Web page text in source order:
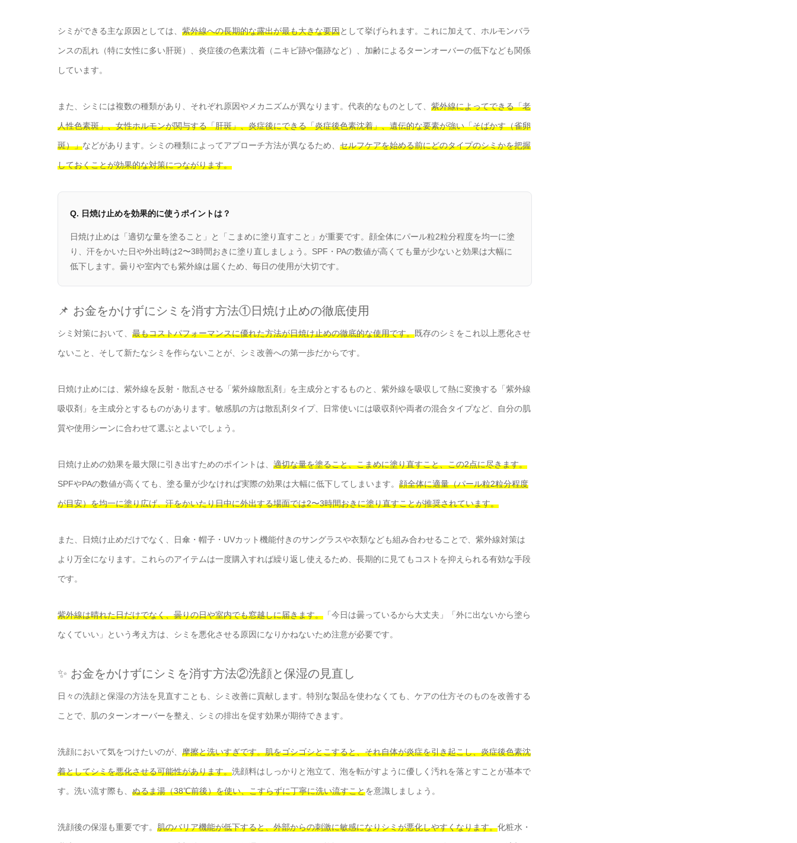
シミができる主な原因としては、 紫外線への長期的な露出が最も大きな要因として挙げられます。これに加えて、ホルモンバラ
ンスの乱れ（特に女性に多い肝斑）、炎症後の色素沈着（ニキビ跡や傷跡など）、加齢によるターンオーバーの低下なども関係
しています。
また、シミには複数の種類があり、それぞれ原因やメカニズムが異なります。代表的なものとして、 紫外線によってできる「老
人性色素斑」、女性ホルモンが関与する「肝斑」、炎症後にできる「炎症後色素沈着」、遺伝的な要素が強い「そばかす（雀卵
斑）」などがあります。シミの種類によってアプローチ方法が異なるため、 セルフケアを始める前にどのタイプのシミかを把握
しておくことが効果的な対策につながります。
Q. 日焼け止めを効果的に使うポイントは？
日焼け止めは「適切な量を塗ること」と「こまめに塗り直すこと」が重要です。顔全体にパール粒2粒分程度を均一に塗
り、汗をかいた日や外出時は2〜3時間おきに塗り直しましょう。SPF・PAの数値が高くても量が少ないと効果は大幅に
低下します。曇りや室内でも紫外線は届くため、毎日の使用が大切です。
📌 お金をかけずにシミを消す方法①日焼け止めの徹底使用
シミ対策において、 最もコストパフォーマンスに優れた方法が日焼け止めの徹底的な使用です。既存のシミをこれ以上悪化させ
ないこと、そして新たなシミを作らないことが、シミ改善への第一歩だからです。
日焼け止めには、紫外線を反射・散乱させる「紫外線散乱剤」を主成分とするものと、紫外線を吸収して熱に変換する「紫外線
吸収剤」を主成分とするものがあります。敏感肌の方は散乱剤タイプ、日常使いには吸収剤や両者の混合タイプなど、自分の肌
質や使用シーンに合わせて選ぶとよいでしょう。
日焼け止めの効果を最大限に引き出すためのポイントは、 適切な量を塗ること、こまめに塗り直すこと、この2点に尽きます。
SPFやPAの数値が高くても、塗る量が少なければ実際の効果は大幅に低下してしまいます。 顔全体に適量（パール粒2粒分程度
が目安）を均一に塗り広げ、汗をかいたり日中に外出する場面では2〜3時間おきに塗り直すことが推奨されています。
また、日焼け止めだけでなく、日傘・帽子・UVカット機能付きのサングラスや衣類なども組み合わせることで、紫外線対策は
より万全になります。これらのアイテムは一度購入すれば繰り返し使えるため、長期的に見てもコストを抑えられる有効な手段
です。
紫外線は晴れた日だけでなく、曇りの日や室内でも窓越しに届きます。 「今日は曇っているから大丈夫」「外に出ないから塗ら
なくていい」という考え方は、シミを悪化させる原因になりかねないため注意が必要です。
✨ お金をかけずにシミを消す方法②洗顔と保湿の見直し
日々の洗顔と保湿の方法を見直すことも、シミ改善に貢献します。特別な製品を使わなくても、ケアの仕方そのものを改善する
ことで、肌のターンオーバーを整え、シミの排出を促す効果が期待できます。
洗顔において気をつけたいのが、 摩擦と洗いすぎです。肌をゴシゴシとこすると、それ自体が炎症を引き起こし、炎症後色素沈
着としてシミを悪化させる可能性があります。洗顔料はしっかりと泡立て、泡を転がすように優しく汚れを落とすことが基本で
す。洗い流す際も、 ぬるま湯（38℃前後）を使い、こすらずに丁寧に洗い流すことを意識しましょう。
洗顔後の保湿も重要です。 肌のバリア機能が低下すると、外部からの刺激に敏感になりシミが悪化しやすくなります。化粧水・